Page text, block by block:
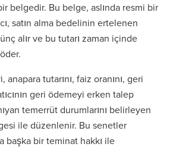
belgedir. Bu belge, aslında resmi bir
satın alma bedelinin ertelenen
alır ve bu tutarı zaman içinde
anapara tutarını, faiz oranını, geri
geri ödemeyi erken talep
temerrüt durumlarını belirleyen
ile düzenlenir. Bu senetler
başka bir teminat hakkı ile